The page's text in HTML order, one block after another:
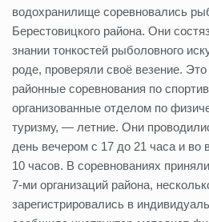
водохранилище соревновались
Берестовицкого района. Они
знании тонкостей рыболовного
роде, проверяли своё везение.
районные соревнования по
организованные отделом по
туризму, — летние. Они
день вечером с 17 до 21 часа и во
10 часов. В соревнованиях
7-ми организаций района,
зарегистрировались в